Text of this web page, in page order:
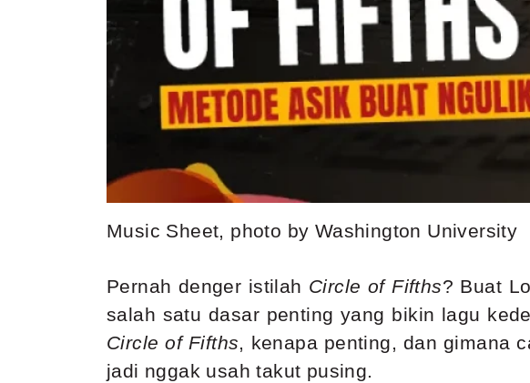
Music Sheet, photo by Washington University
Pernah denger istilah Circle of Fifths? Buat
salah satu dasar penting yang bikin lagu
Circle of Fifths, kenapa penting, dan gimana
jadi nggak usah takut pusing.